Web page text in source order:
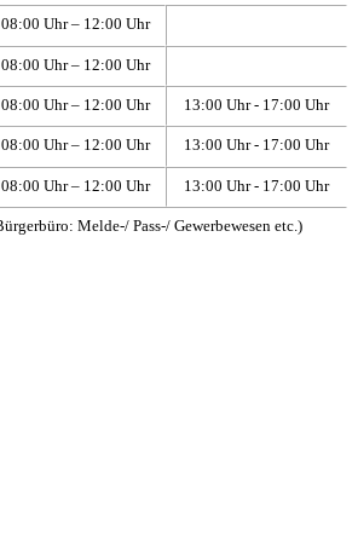
08:00 Uhr – 12:00 Uhr
08:00 Uhr – 12:00 Uhr
08:00 Uhr – 12:00 Uhr 13:00 Uhr - 17:00 Uhr
08:00 Uhr – 12:00 Uhr 13:00 Uhr - 17:00 Uhr
08:00 Uhr – 12:00 Uhr 13:00 Uhr - 17:00 Uhr
Melde-/ Pass-/ Gewerbewesen etc.)